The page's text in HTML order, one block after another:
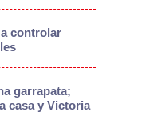
controlar
garrapata;
casa y Victoria